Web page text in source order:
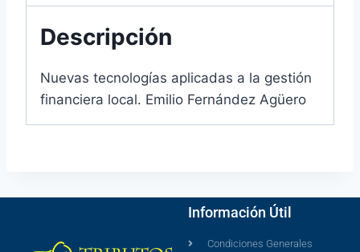
Descripción
Nuevas tecnologías aplicadas a la gestión
financiera local. Emilio Fernández Agüero
Información Útil
Condiciones Generales